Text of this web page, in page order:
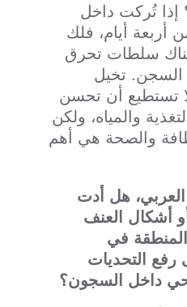
تُركت داخل
أربعة أيام، فلك
سلطات تحرق
السجن. تخيل
تستطيع أن تحسن
والمياه، ولكن
والصحة هي أهم
العربي، هل أدت
أشكال العنف
في
رفع التحديات
داخل السجون؟